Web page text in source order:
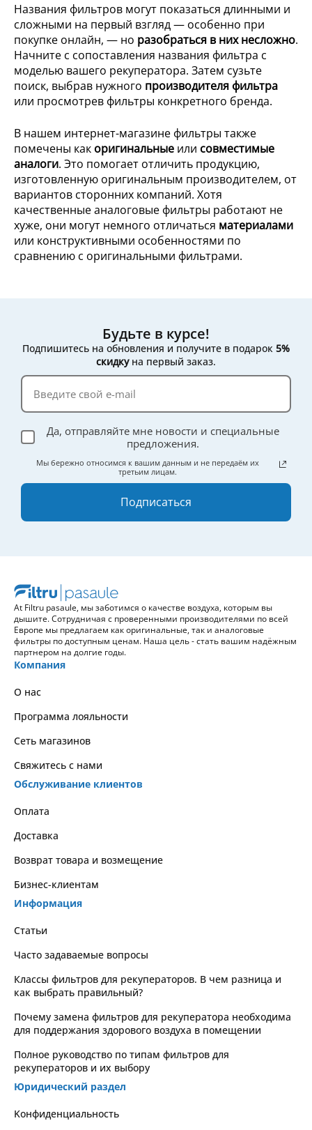
Названия фильтров могут показаться длинными и
сложными на первый взгляд — особенно при
покупке онлайн, — но разобраться в них несложно.
Начните с сопоставления названия фильтра с
моделью вашего рекуператора. Затем сузьте
поиск, выбрав нужного производителя фильтра
или просмотрев фильтры конкретного бренда.
В нашем интернет-магазине фильтры также
помечены как оригинальные или совместимые
аналоги. Это помогает отличить продукцию,
изготовленную оригинальным производителем, от
вариантов сторонних компаний. Хотя
качественные аналоговые фильтры работают не
хуже, они могут немного отличаться материалами
или конструктивными особенностями по
сравнению с оригинальными фильтрами.
Будьте в курсе!
Подпишитесь на обновления и получите в подарок 5%
скидкуна первый заказ.
Да, отправляйте мне новости и специальные
предложения.
Мы бережно относимся к вашим данным и не передаём их
третьим лицам.
Подписаться
At Filtru pasaule, мы заботимся о качестве воздуха, которым вы
дышите. Сотрудничая с проверенными производителями по всей
Европе мы предлагаем как оригинальные, так и аналоговые
фильтры по доступным ценам. Наша цель - стать вашим надёжным
партнером на долгие годы.
Компания
О нас
Программа лояльности
Сеть магазинов
Свяжитесь с нами
Обслуживание клиентов
Оплата
Доставка
Возврат товара и возмещение
Бизнес-клиентам
Информация
Статьи
Часто задаваемые вопросы
Классы фильтров для рекуператоров. В чем разница и
как выбрать правильный?
Почему замена фильтров для рекуператора необходима
для поддержания здорового воздуха в помещении
Полное руководство по типам фильтров для
рекуператоров и их выбору
Юридический раздел
Kонфиденциальность